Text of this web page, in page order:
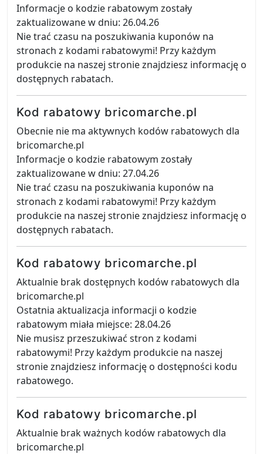
Informacje o kodzie rabatowym zostały
zaktualizowane w dniu: 26.04.26
Nie trać czasu na poszukiwania kuponów na
stronach z kodami rabatowymi! Przy każdym
produkcie na naszej stronie znajdziesz informację o
dostępnych rabatach.
Kod rabatowy bricomarche.pl
Obecnie nie ma aktywnych kodów rabatowych dla
bricomarche.pl
Informacje o kodzie rabatowym zostały
zaktualizowane w dniu: 27.04.26
Nie trać czasu na poszukiwania kuponów na
stronach z kodami rabatowymi! Przy każdym
produkcie na naszej stronie znajdziesz informację o
dostępnych rabatach.
Kod rabatowy bricomarche.pl
Aktualnie brak dostępnych kodów rabatowych dla
bricomarche.pl
Ostatnia aktualizacja informacji o kodzie
rabatowym miała miejsce: 28.04.26
Nie musisz przeszukiwać stron z kodami
rabatowymi! Przy każdym produkcie na naszej
stronie znajdziesz informację o dostępności kodu
rabatowego.
Kod rabatowy bricomarche.pl
Aktualnie brak ważnych kodów rabatowych dla
bricomarche.pl